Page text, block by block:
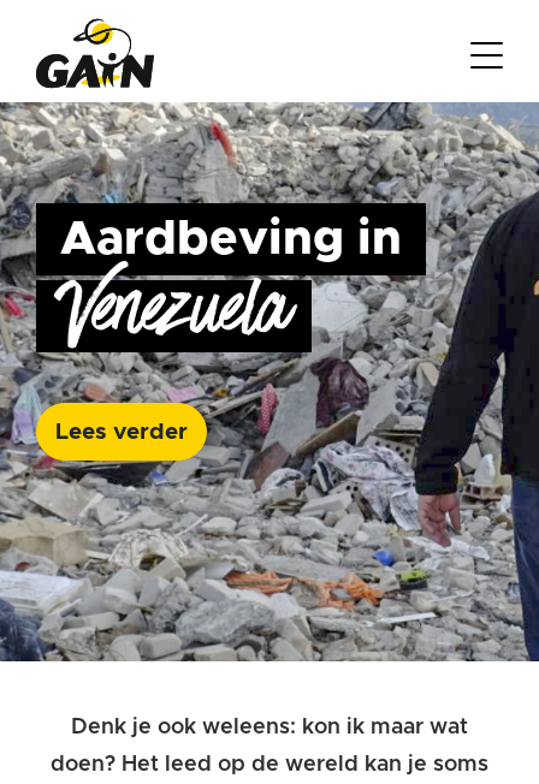
Aardbeving in
Venezuela
Lees verder
Denk je ook weleens: kon ik maar wat
doen? Het leed op de wereld kan je soms